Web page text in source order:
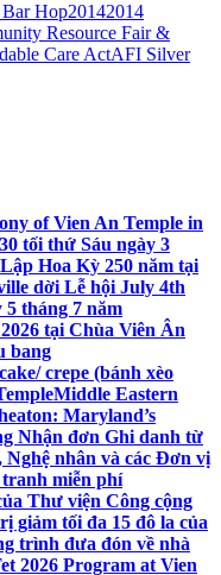
Hop20142014
Resource Fair &
Care ActAFI Silver
of Vien An Temple in
tối thứ Sáu ngày 3
Hoa Kỳ 250 năm tại
dời Lễ hội July 4th
tháng 7 năm
tại Chùa Viên Ân
bang
crepe (bánh xèo
Middle Eastern
Maryland’s
Nhận đơn Ghi danh từ
nhân và các Đơn vị
miễn phí
Thư viện Công cộng
giảm tối đa 15 đô la của
trình đưa đón về nhà
2026 Program at Vien